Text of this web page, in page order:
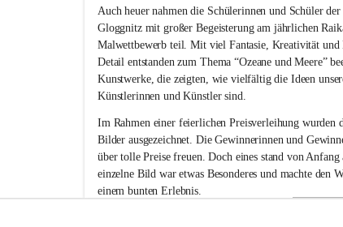
k
s
s
c
h
u
l
e
G
l
o
g
g
n
Auch heuer nahmen die Schülerinnen und Schüler
Gloggnitz mit großer Begeisterung am jährlichen
Malwettbewerb teil. Mit viel Fantasie, Kreativität
Detail entstanden zum Thema “Ozeane und Meere”
Kunstwerke, die zeigten, wie vielfältig die Ideen
Künstlerinnen und Künstler sind.
Im Rahmen einer feierlichen Preisverleihung wurden
Bilder ausgezeichnet. Die Gewinnerinnen und
über tolle Preise freuen. Doch eines stand von Anfang
einzelne Bild war etwas Besonderes und machte den
einem bunten Erlebnis.